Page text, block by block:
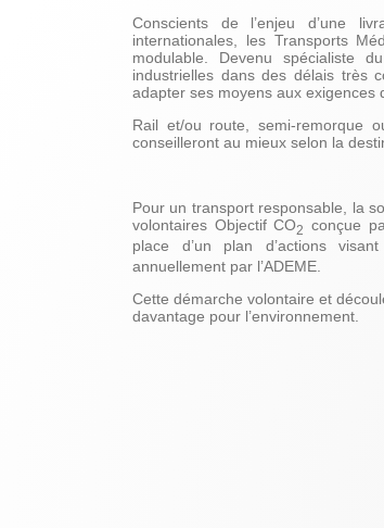
Conscients de l’enjeu d’une
internationales, les Transports
modulable. Devenu spécialiste
industrielles dans des délais très
adapter ses moyens aux exigences
Rail et/ou route, semi-remorque
conseilleront au mieux selon la
Pour un transport responsable, la
volontaires Objectif CO2
conçue
place d’un plan d’actions
annuellement par l’ADEME.
Cette démarche volontaire et
davantage pour l’environnement.